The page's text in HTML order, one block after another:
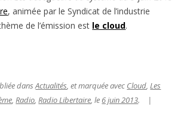
, animée par le Syndicat de l’industrie
de l’émission est le cloud.
dansActualités, et marquée avec Cloud,Les
,Radio,Radio Libertaire, le 6 juin 2013.
|